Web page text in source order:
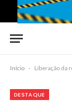
Início - Liberação da rodovia 411
DESTAQUE